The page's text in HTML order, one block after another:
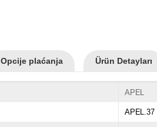
Opcije plaćanja Ürün Detayları
APEL
APEL.37